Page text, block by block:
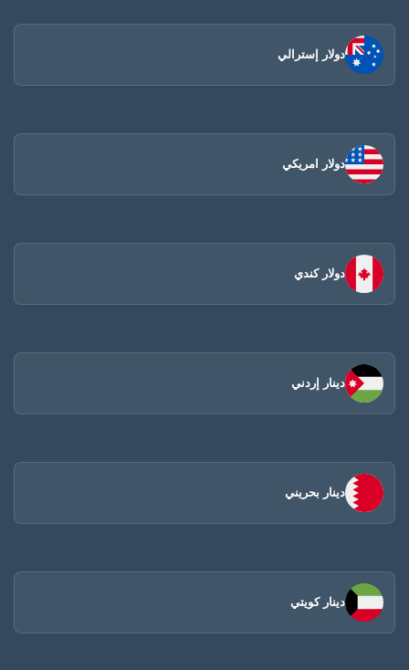
دولار إسترالي
دولار امريكي
دولار كندي
دينار إردني
دينار بحريني
دينار كويتي